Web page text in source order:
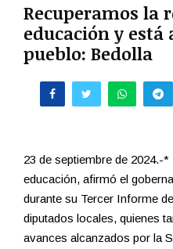
Recuperamos la
educación y está
pueblo: Bedolla
23 de septiembre de 2024.-
educación, afirmó el
durante su Tercer Informe
diputados locales, quienes
avances alcanzados por la